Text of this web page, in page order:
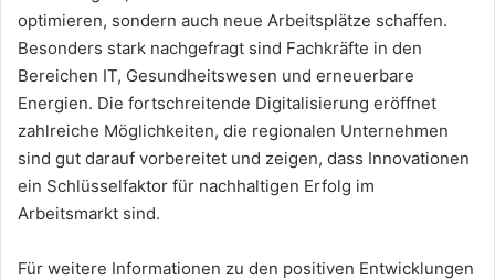
optimieren, sondern auch neue Arbeitsplätze schaffen.
Besonders stark nachgefragt sind Fachkräfte in den
Bereichen IT, Gesundheitswesen und erneuerbare
Energien. Die fortschreitende Digitalisierung eröffnet
zahlreiche Möglichkeiten, die regionalen Unternehmen
sind gut darauf vorbereitet und zeigen, dass Innovationen
ein Schlüsselfaktor für nachhaltigen Erfolg im
Arbeitsmarkt sind.
Für weitere Informationen zu den positiven Entwicklungen